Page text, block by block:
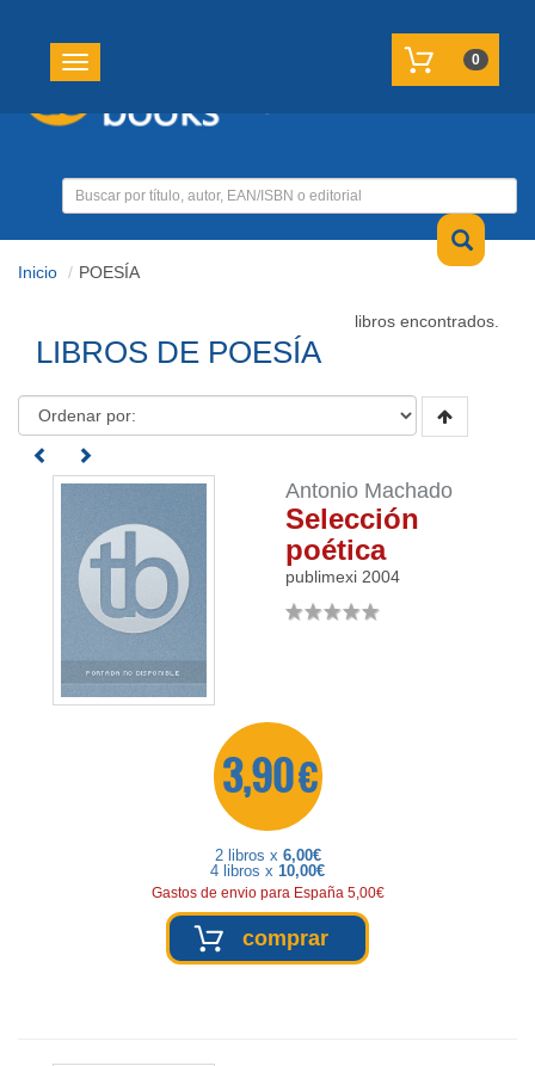
Toggle navigation 0
Inicio POESÍA
libros encontrados.
LIBROS DE POESÍA
Antonio Machado
Selección
poética
publimexi 2004
3,90 €
2 libros x 6,00€
4 libros x 10,00€
Gastos de envio para España 5,00€
comprar